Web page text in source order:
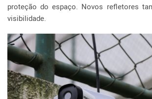
proteção do espaço. Novos refletores
visibilidade.